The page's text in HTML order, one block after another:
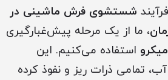
شستشوی فرش ماشینی در
، ما از یک مرحله پیش‌غبارگیری
استفاده می‌کنیم. این
تمامی ذرات ریز و نفوذ کرده